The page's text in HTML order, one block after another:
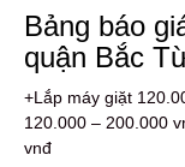
Bảng báo
quận Bắc
+Lắp máy giặt
120.000 – 200.000
vnđ